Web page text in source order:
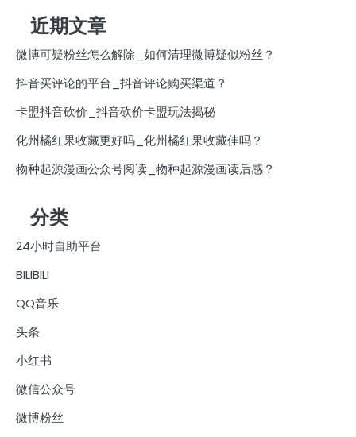
近期文章
微博可疑粉丝怎么解除_如何清理微博疑似粉丝？
抖音买评论的平台_抖音评论购买渠道？
卡盟抖音砍价_抖音砍价卡盟玩法揭秘
化州橘红果收藏更好吗_化州橘红果收藏佳吗？
物种起源漫画公众号阅读_物种起源漫画读后感？
分类
24小时自助平台
BILIBILI
QQ音乐
头条
小红书
微信公众号
微博粉丝